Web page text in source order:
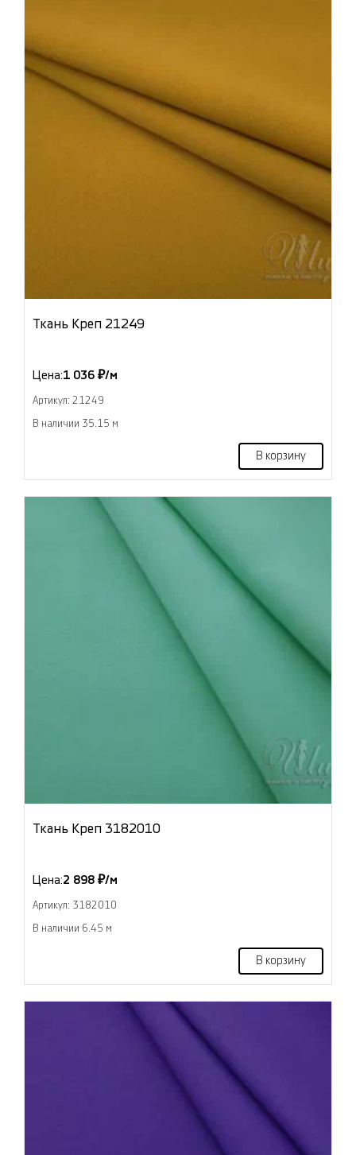
Ткань Креп 21249
Цена:1 036 ₽/м
Артикул: 21249
В наличии 35.15 м
В корзину
Ткань Креп 3182010
Цена:2 898 ₽/м
Артикул: 3182010
В наличии 6.45 м
В корзину